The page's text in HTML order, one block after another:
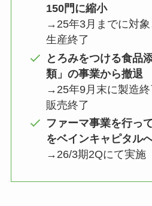
150門に縮小
→25年3月までに対
生産終了
とろみをつける食品
類」の事業から撤退
→25年9月末に製造
販売終了
ファーマ事業を行っ
をベインキャピタル
→26/3期2Qにて実施